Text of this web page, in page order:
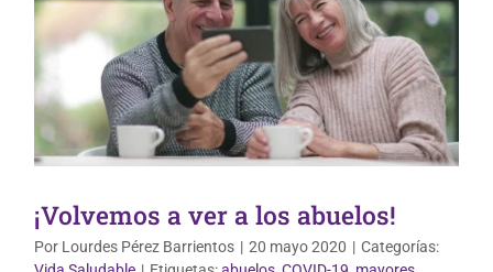
¡Volvemos a ver a los abuelos!
Por Lourdes Pérez Barrientos | 20 mayo 2020 | Categorías: